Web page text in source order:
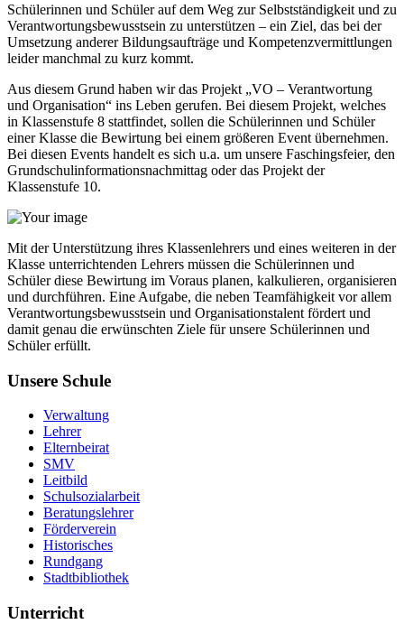
Schülerinnen und Schüler auf dem Weg zur Selbstständigkeit und zu
Verantwortungsbewusstsein zu unterstützen – ein Ziel, das bei der
Umsetzung anderer Bildungsaufträge und Kompetenzvermittlungen
leider manchmal zu kurz kommt.
Aus diesem Grund haben wir das Projekt „VO – Verantwortung
und Organisation“ ins Leben gerufen. Bei diesem Projekt, welches
in Klassenstufe 8 stattfindet, sollen die Schülerinnen und Schüler
einer Klasse die Bewirtung bei einem größeren Event übernehmen.
Bei diesen Events handelt es sich u.a. um unsere Faschingsfeier, den
Grundschulinformationsnachmittag oder das Projekt der
Klassenstufe 10.
Mit der Unterstützung ihres Klassenlehrers und eines weiteren in der
Klasse unterrichtenden Lehrers müssen die Schülerinnen und
Schüler diese Bewirtung im Voraus planen, kalkulieren, organisieren
und durchführen. Eine Aufgabe, die neben Teamfähigkeit vor allem
Verantwortungsbewusstsein und Organisationstalent fördert und
damit genau die erwünschten Ziele für unsere Schülerinnen und
Schüler erfüllt.
Unsere Schule
Verwaltung
Lehrer
Elternbeirat
SMV
Leitbild
Schulsozialarbeit
Beratungslehrer
Förderverein
Historisches
Rundgang
Stadtbibliothek
Unterricht